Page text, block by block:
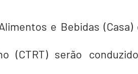
e Bebidas (Casa)
(CTRT) serão